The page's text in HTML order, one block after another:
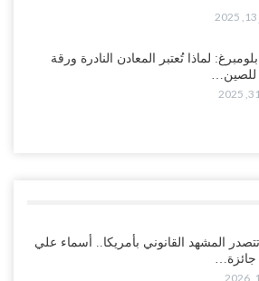
لماذا تُعتبر المعادن النادرة ورقة
للصين…
تتصدر المشهد القانوني بأمريكا.. أسماء علي